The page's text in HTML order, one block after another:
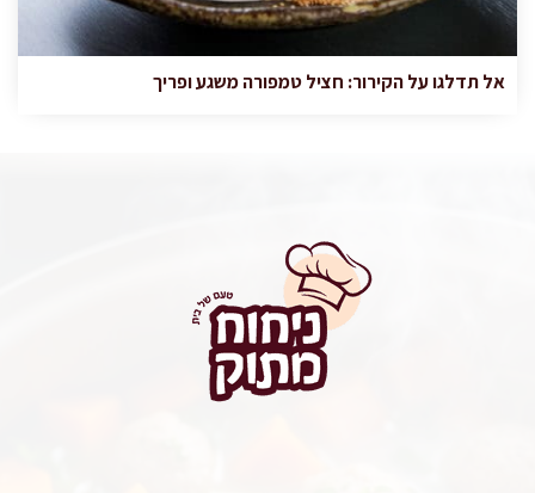
אל תדלגו על הקירור: חציל טמפורה משגע ופריך